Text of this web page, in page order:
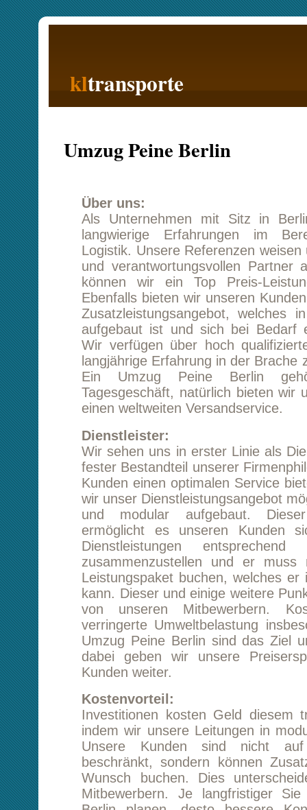
langwierige Erfahrungen im Bereich
Logistik. Unsere Referenzen weisen uns als
und verantwortungsvollen Partner aus,
können wir ein Top Preis-Leistungs-
Ebenfalls bieten wir unseren Kunden ein breit
Zusatzleistungsangebot, welches in Form
aufgebaut ist und sich bei Bedarf einzeln
Wir verfügen über hoch qualifizierte
langjährige Erfahrung in der Brache
Ein Umzug Peine Berlin gehört bei
Tagesgeschäft, natürlich bieten wir unseren
einen weltweiten Versandservice.
Dienstleister:
Wir sehen uns in erster Linie als Dienstleister
fester Bestandteil unserer Firmenphilosophie.
Kunden einen optimalen Service bieten zu
wir unser Dienstleistungsangebot möglichst
und modular aufgebaut. Dieser
ermöglicht es unseren Kunden sich die
Dienstleistungen entsprechend seiner
zusammenzustellen und er muss nicht ein
Leistungspaket buchen, welches er in Teilen
kann. Dieser und einige weitere Punkte
von unseren Mitbewerbern.
verringerte Umweltbelastung insbesondere
Umzug Peine Berlin sind das Ziel unser
dabei geben wir unsere Preisersparnis
Kunden weiter.
Kostenvorteil:
Investitionen kosten Geld diesem tragen wir
indem wir unsere Leitungen in modularer
Unsere Kunden sind nicht auf ein
beschränkt, sondern können
Wunsch buchen. Dies unterscheidet uns
Mitbewerbern. Je langfristiger Sie ihren
Berlin planen, desto bessere Konditionen
kostenoptimiert und bei maximaler Effizienz
Ihnen ein Höchstmaß an Qualität garantieren.
Serviceangebot:
Unser Ziel ist es, Sie bestmöglich bei ihrem
Berlinzu entlasten, aus diesem Grund
Reihe von Zusatzleistungen an. Die
unseres Hauses helfen Ihnen sehr gern bei
Transportabwicklung.